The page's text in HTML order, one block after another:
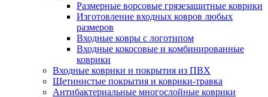
Размерные ворсовые грязезащитные коврики
Изготовление входных ковров любых
размеров
Входные ковры с логотипом
Входные кокосовые и комбинированные
коврики
Входные коврики и покрытия из ПВХ
Щетинистые покрытия и коврики-травка
Антибактериальные многослойные коврики